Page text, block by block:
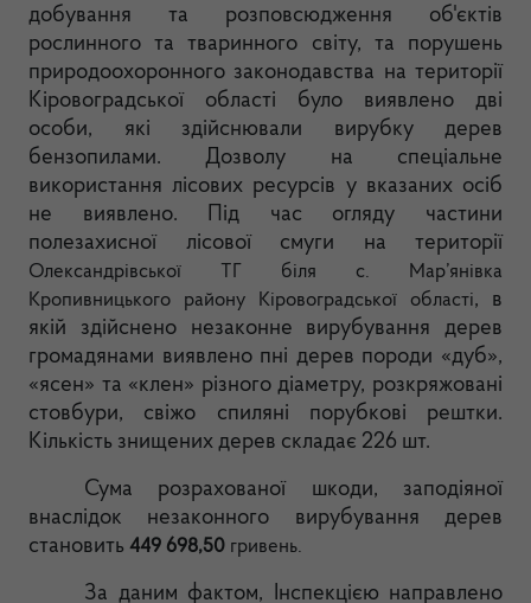
добування та розповсюдження об'єктів
рослинного та тваринного світу, та порушень
природоохоронного законодавства на території
Кіровоградської області було виявлено дві
особи, які здійснювали вирубку дерев
бензопилами. Дозволу на спеціальне
використання лісових ресурсів у вказаних осіб
не виявлено. Під час огляду частини
полезахисної лісової смуги на території
Олександрівської ТГ біля с. Мар’янівка
Кропивницького району Кіровоградської області, в
якій здійснено незаконне вирубування дерев
громадянами виявлено пні дерев породи «дуб»,
«ясен» та «клен» різного діаметру, розкряжовані
стовбури, свіжо спиляні порубкові рештки.
Кількість знищених дерев складає 226 шт.
Сума розрахованої шкоди, заподіяної
внаслідок незаконного вирубування дерев
становить 449 698,50 гривень.
За даним фактом, Інспекцією направлено